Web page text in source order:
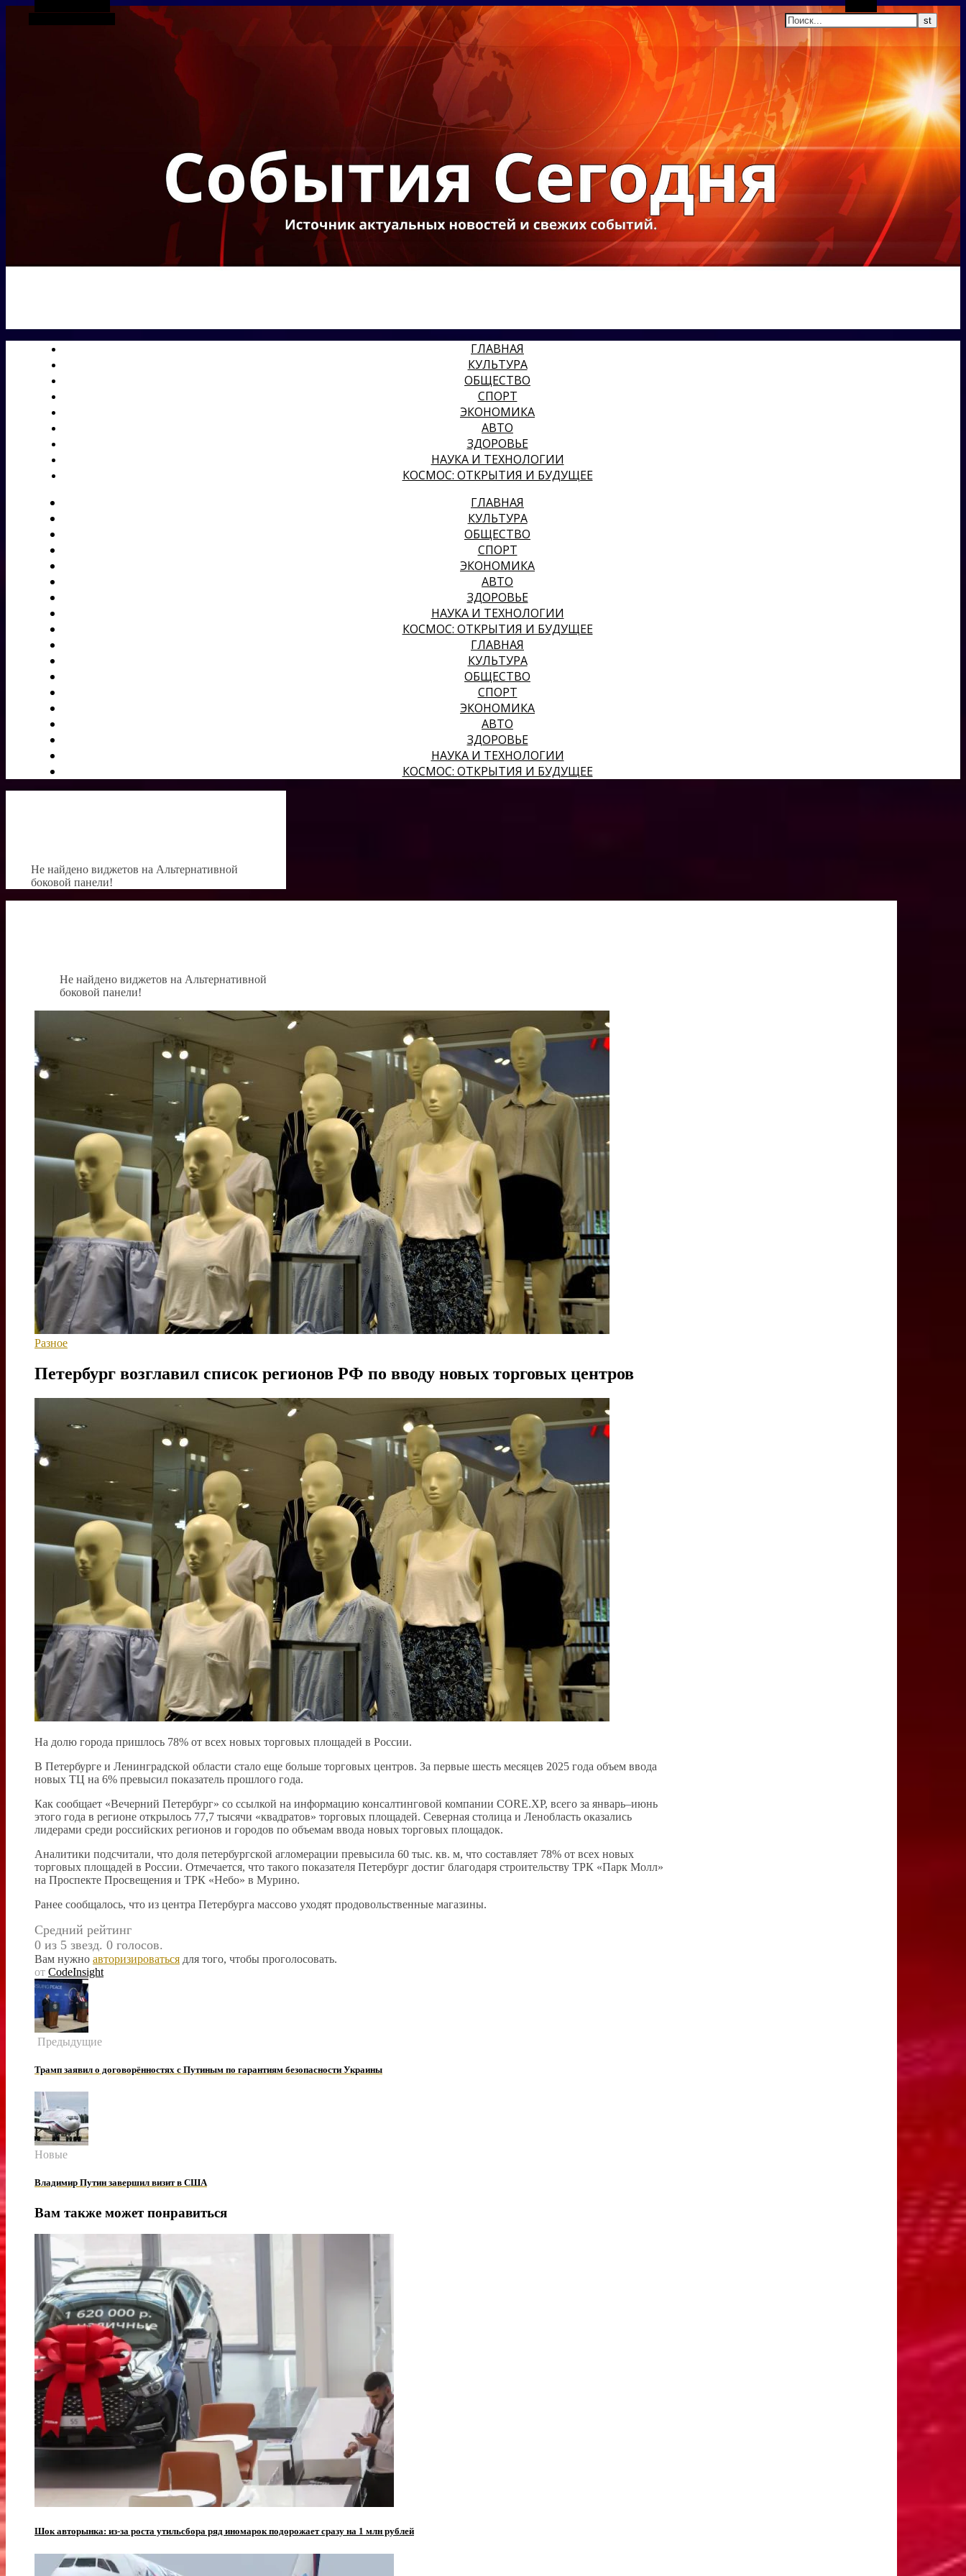
Боковая панель
ГЛАВНАЯ
КУЛЬТУРА
ОБЩЕСТВО
СПОРТ
ЭКОНОМИКА
АВТО
ЗДОРОВЬЕ
НАУКА И ТЕХНОЛОГИИ
КОСМОС: ОТКРЫТИЯ И БУДУЩЕЕ
ГЛАВНАЯ
КУЛЬТУРА
ОБЩЕСТВО
СПОРТ
ЭКОНОМИКА
АВТО
ЗДОРОВЬЕ
НАУКА И ТЕХНОЛОГИИ
КОСМОС: ОТКРЫТИЯ И БУДУЩЕЕ
ГЛАВНАЯ
КУЛЬТУРА
ОБЩЕСТВО
СПОРТ
ЭКОНОМИКА
АВТО
ЗДОРОВЬЕ
НАУКА И ТЕХНОЛОГИИ
КОСМОС: ОТКРЫТИЯ И БУДУЩЕЕ
Не найдено виджетов на Альтернативной
боковой панели!
Не найдено виджетов на Альтернативной
боковой панели!
Разное
Петербург возглавил список регионов РФ по вводу новых торговых центров
На долю города пришлось 78% от всех новых торговых площадей в России.
В Петербурге и Ленинградской области стало еще больше торговых центров. За первые шесть месяцев 2025 года объем ввода
новых ТЦ на 6% превысил показатель прошлого года.
Как сообщает «Вечерний Петербург» со ссылкой на информацию консалтинговой компании CORE.XP, всего за январь–июнь
этого года в регионе открылось 77,7 тысячи «квадратов» торговых площадей. Северная столица и Ленобласть оказались
лидерами среди российских регионов и городов по объемам ввода новых торговых площадок.
Аналитики подсчитали, что доля петербургской агломерации превысила 60 тыс. кв. м, что составляет 78% от всех новых
торговых площадей в России. Отмечается, что такого показателя Петербург достиг благодаря строительству ТРК «Парк Молл»
на Проспекте Просвещения и ТРК «Небо» в Мурино.
Ранее сообщалось, что из центра Петербурга массово уходят продовольственные магазины.
Средний рейтинг
0 из 5 звезд. 0 голосов.
Вам нужно авторизироваться для того, чтобы проголосовать.
от CodeInsight
Предыдущие
Трамп заявил о договорённостях с Путиным по гарантиям безопасности Украины
Новые
Владимир Путин завершил визит в США
Вам также может понравиться
Шок авторынка: из-за роста утильсбора ряд иномарок подорожает сразу на 1 млн рублей